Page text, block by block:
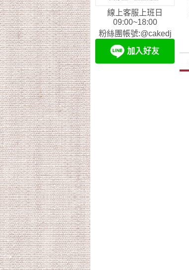
線上客服上班日
09:00~18:00
粉絲團帳號:@cakedj